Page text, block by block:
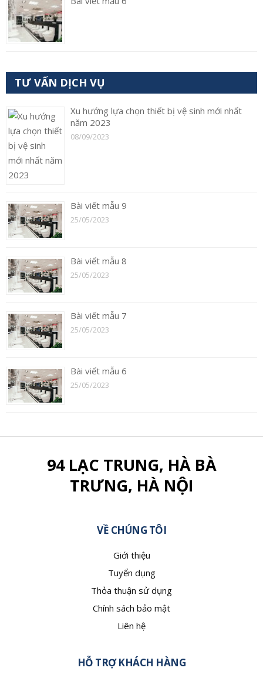
TƯ VẤN DỊCH VỤ
Xu hướng lựa chọn thiết bị vệ sinh mới nhất
năm 2023
08/09/2023
Bài viết mẫu 9
25/05/2023
Bài viết mẫu 8
25/05/2023
Bài viết mẫu 7
25/05/2023
Bài viết mẫu 6
25/05/2023
94 LẠC TRUNG, HÀ BÀ
TRƯNG, HÀ NỘI
VỀ CHÚNG TÔI
Giới thiệu
Tuyển dụng
Thỏa thuận sử dụng
Chính sách bảo mật
Liên hệ
HỖ TRỢ KHÁCH HÀNG